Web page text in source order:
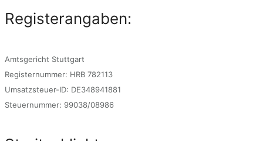
Registerangaben:
Amtsgericht Stuttgart
Registernummer: HRB 782113
Umsatzsteuer-ID: DE348941881
Steuernummer: 99038/08986